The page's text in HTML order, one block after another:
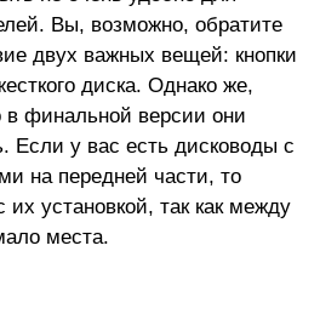
Вы, возможно, обратите
двух важных вещей: кнопки
диска. Однако же,
в финальной версии они
Если у вас есть дисководы с
на передней части, то
их установкой, так как между
места.